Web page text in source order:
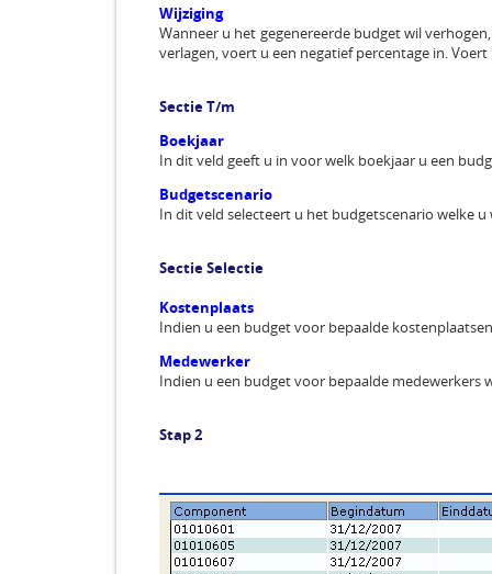
Wijziging
Wanneer u het gegenereerde budget wil
verlagen, voert u een negatief percentage in.
Sectie T/m
Boekjaar
In dit veld geeft u in voor welk boekjaar u een
Budgetscenario
In dit veld selecteert u het budgetscenario welke
Sectie Selectie
Kostenplaats
Indien u een budget voor bepaalde
Medewerker
Indien u een budget voor bepaalde medewerkers
Stap 2